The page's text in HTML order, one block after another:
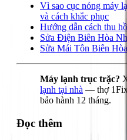
Vì sao cục nóng máy
và cách khắc phục
Hướng dẫn cách thu
Sửa Điện Biên Hòa
Sửa Mái Tôn Biên
Máy lạnh trục trặc?
lạnh tại nhà — thợ 1Fix
bảo hành 12 tháng.
Đọc thêm